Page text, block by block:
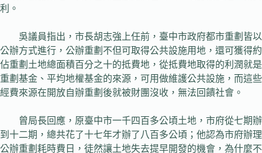
利。
吳議員指出，市長胡志強上任前，臺中市政府都市重劃皆以
公辦方式進行，公辦重劃不但可取得公共設施用地，還可獲得約
佔重劃土地總面積百分之十的抵費地，從抵費地取得的利潤就是
重劃基金、平均地權基金的來源，可用做維護公共設施，而這些
經費來源在開放自辦重劃後就被財團沒收，無法回饋社會。
曾局長回應，原臺中市一千四百多公頃土地，市府從七期辦
到十二期，總共花了十七年才辦了八百多公頃；他認為市府辦理
公辦重劃耗時費日，徒然讓土地失去提早開發的機會，為什麼不